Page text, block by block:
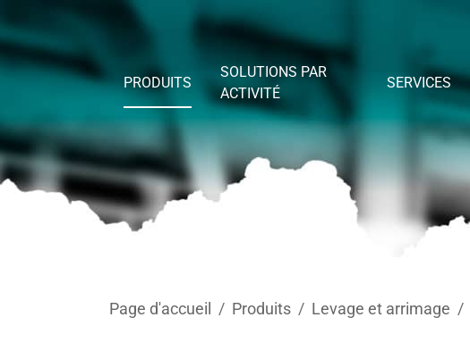
Skip to main content
PRODUITS
SOLUTIONS PAR
ACTIVITÉ
SERVICES
Page d'accueil Produits Levage et arrimage